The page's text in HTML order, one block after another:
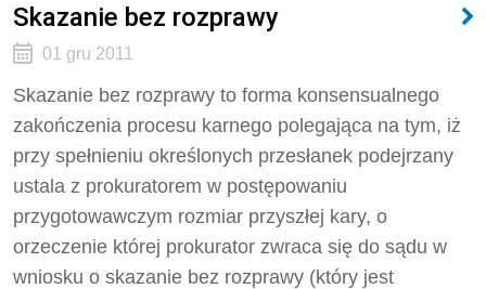
Skazanie bez rozprawy
01 gru 2011
Skazanie bez rozprawy to forma konsensualnego
zakończenia procesu karnego polegająca na tym, iż
przy spełnieniu określonych przesłanek podejrzany
ustala z prokuratorem w postępowaniu
przygotowawczym rozmiar przyszłej kary, o
orzeczenie której prokurator zwraca się do sądu w
wniosku o skazanie bez rozprawy (który jest